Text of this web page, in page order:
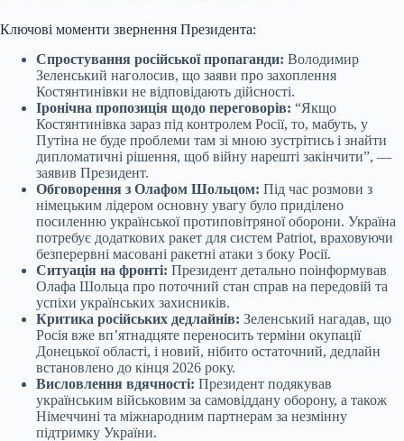
Ключові моменти звернення Президента:
Спростування російської пропаганди: Володимир
Зеленський наголосив, що заяви про захоплення
Костянтинівки не відповідають дійсності.
Іронічна пропозиція щодо переговорів: “Якщо
Костянтинівка зараз під контролем Росії, то, мабуть, у
Путіна не буде проблеми там зі мною зустрітись і знайти
дипломатичні рішення, щоб війну нарешті закінчити”, —
заявив Президент.
Обговорення з Олафом Шольцом: Під час розмови з
німецьким лідером основну увагу було приділено
посиленню української протиповітряної оборони. Україна
потребує додаткових ракет для систем Patriot, враховуючи
безперервні масовані ракетні атаки з боку Росії.
Ситуація на фронті: Президент детально поінформував
Олафа Шольца про поточний стан справ на передовій та
успіхи українських захисників.
Критика російських дедлайнів: Зеленський нагадав, що
Росія вже вп’ятнадцяте переносить терміни окупації
Донецької області, і новий, нібито остаточний, дедлайн
встановлено до кінця 2026 року.
Висловлення вдячності: Президент подякував
українським військовим за самовіддану оборону, а також
Німеччині та міжнародним партнерам за незмінну
підтримку України.